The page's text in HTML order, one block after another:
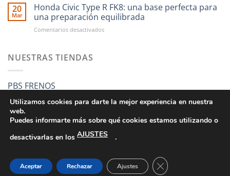
nunca
de
entender
cambio
i30
setup
completo
20
Mar
Honda Civic Type R FK8: una base perfecta para
una preparación equilibrada
Comentarios desactivadosen
base
perfecta
preparación
equilibrada
NUESTRAS TIENDAS
PBS FRENOS
SUS DATOS SEGUROS
Copyright 2026 © RST MOTORSPORT
Utilizamos cookies para darte la mejor experiencia en nuestra
web.
Puedes informarte más sobre qué cookies estamos utilizando o
desactivarlas en los AJUSTES .
Aceptar Rechazar Ajustes CERRAR EL